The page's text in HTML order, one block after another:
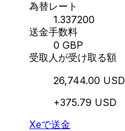
為替レート
1.337200
送金手数料
0 GBP
受取人が受け取る額
26,744.00 USD
+375.79 USD
Xeで送金